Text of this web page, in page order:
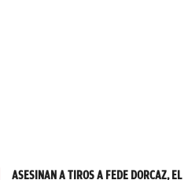
ASESINAN A TIROS A FEDE DORCAZ, EL